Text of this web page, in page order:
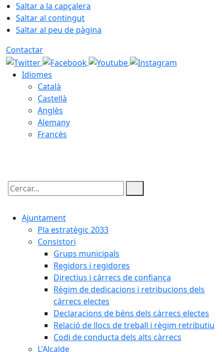
Saltar a la capçalera
Saltar al contingut
Saltar al peu de pàgina
Contactar
Idiomes
Català
Castellà
Anglès
Alemany
Francès
Cercar:
Ajuntament
Pla estratègic 2033
Consistori
Grups municipals
Regidors i regidores
Directius i càrrecs de confiança
Règim de dedicacions i retribucions dels
càrrecs electes
Declaracions de béns dels càrrecs electes
Relació de llocs de treball i règim retributiu
Codi de conducta dels alts càrrecs
L'Alcalde